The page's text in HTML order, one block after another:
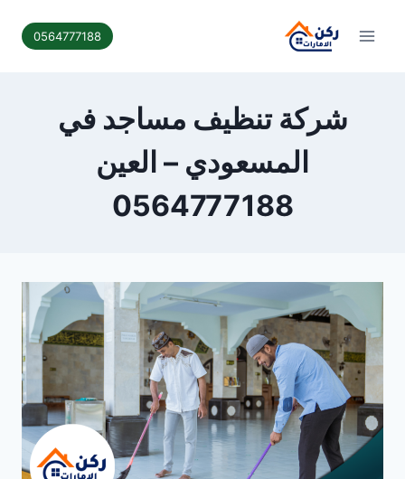
0564777188
شركة تنظيف مساجد في
المسعودي – العين
0564777188